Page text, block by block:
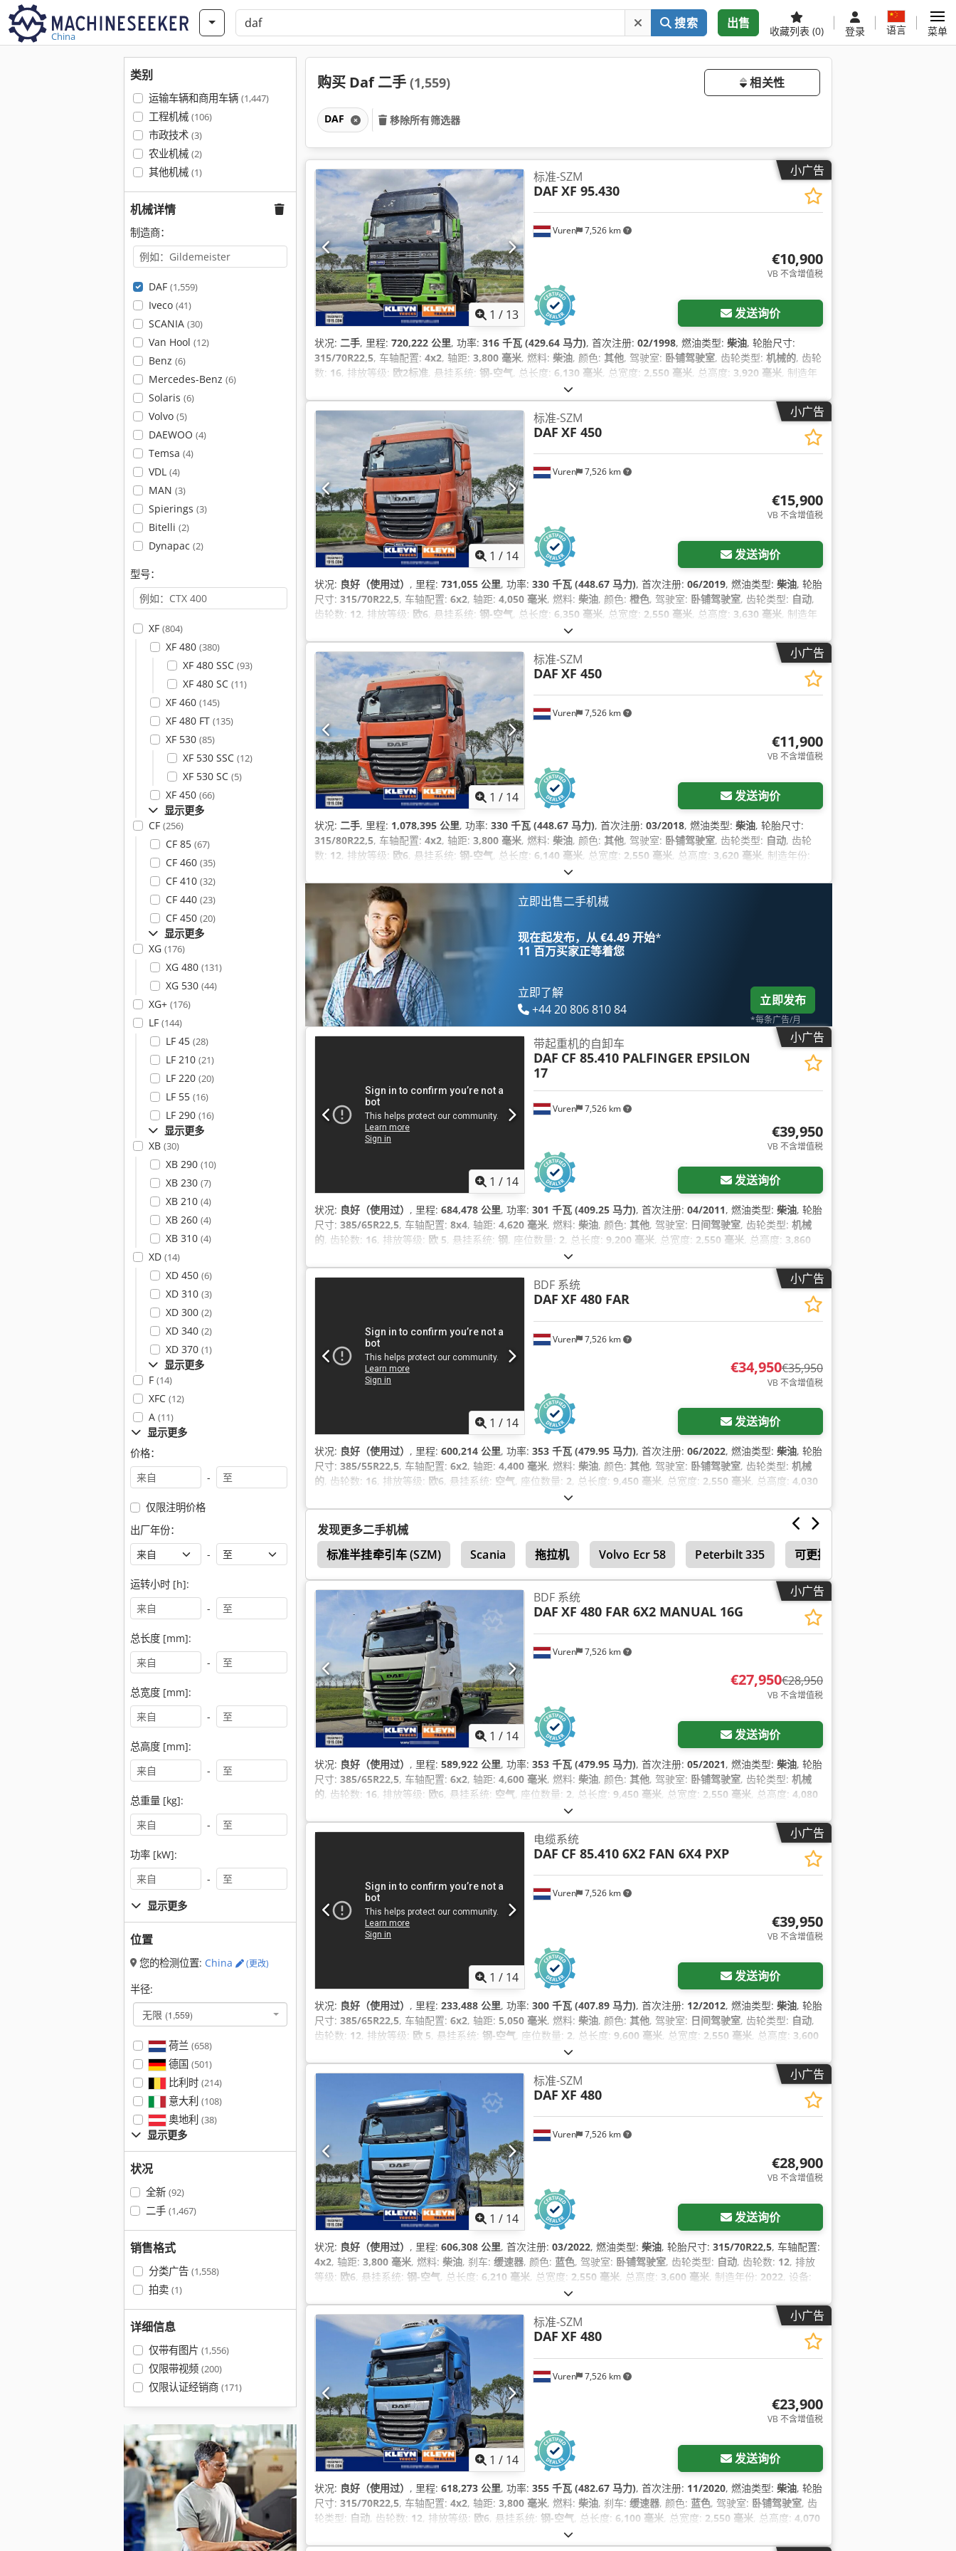
China
搜索 出售
收藏列表 (0) 登录 语言 菜单
类别
运输车辆和商用车辆 (1,447)
工程机械 (106)
市政技术 (3)
农业机械 (2)
其他机械 (1)
机械详情
制造商：
DAF (1,559)
Iveco (41)
SCANIA (30)
Van Hool (12)
Benz (6)
Mercedes-Benz (6)
Solaris (6)
Volvo (5)
DAEWOO (4)
Temsa (4)
VDL (4)
MAN (3)
Spierings (3)
Bitelli (2)
Dynapac (2)
型号：
XF (804)
XF 480 (380)
XF 480 SSC (93)
XF 480 SC (11)
XF 460 (145)
XF 480 FT (135)
XF 530 (85)
XF 530 SSC (12)
XF 530 SC (5)
XF 450 (66)
显示更多
CF (256)
CF 85 (67)
CF 460 (35)
CF 410 (32)
CF 440 (23)
CF 450 (20)
显示更多
XG (176)
XG 480 (131)
XG 530 (44)
XG+ (176)
LF (144)
LF 45 (28)
LF 210 (21)
LF 220 (20)
LF 55 (16)
LF 290 (16)
显示更多
XB (30)
XB 290 (10)
XB 230 (7)
XB 210 (4)
XB 260 (4)
XB 310 (4)
XD (14)
XD 450 (6)
XD 310 (3)
XD 300 (2)
XD 340 (2)
XD 370 (1)
显示更多
F (14)
XFC (12)
A (11)
显示更多
价格：
-
仅限注明价格
出厂年份：
-
运转小时 [h]:
-
总长度 [mm]:
-
总宽度 [mm]:
-
总高度 [mm]:
-
总重量 [kg]:
-
功率 [kW]:
-
显示更多
位置
您的检测位置: China (更改)
半径:
无限 (1,559)
荷兰 (658)
德国 (501)
比利时 (214)
意大利 (108)
奥地利 (38)
显示更多
状况
全新 (92)
二手 (1,467)
销售格式
分类广告 (1,558)
拍卖 (1)
详细信息
仅带有图片 (1,556)
仅限带视频 (200)
仅限认证经销商 (171)
购买 Daf 二手 (1,559) 相关性
DAF 移除所有筛选器
小广告
1 / 13
Vuren 7,526 km
标准-SZM
DAF XF 95.430
€10,900
VB 不含增值税
发送询价
状况: 二手, 里程: 720,222 公里, 功率: 316 千瓦 (429.64 马力), 首次注册: 02/1998, 燃油类型: 柴油, 轮胎尺寸:
315/70R22,5, 车轴配置: 4x2, 轴距: 3,800 毫米, 燃料: 柴油, 颜色: 其他, 驾驶室: 卧铺驾驶室, 齿轮类型: 机械的, 齿轮
数: 16, 排放等级: 欧2标准, 悬挂系统: 钢-空气, 总长度: 6,130 毫米, 总宽度: 2,550 毫米, 总高度: 3,920 毫米, 制造年
小广告
1 / 14
Vuren 7,526 km
标准-SZM
DAF XF 450
€15,900
VB 不含增值税
发送询价
状况: 良好（使用过） , 里程: 731,055 公里, 功率: 330 千瓦 (448.67 马力), 首次注册: 06/2019, 燃油类型: 柴油, 轮胎
尺寸: 315/70R22,5, 车轴配置: 6x2, 轴距: 4,050 毫米, 燃料: 柴油, 颜色: 橙色, 驾驶室: 卧铺驾驶室, 齿轮类型: 自动,
齿轮数: 12, 排放等级: 欧6, 悬挂系统: 钢-空气, 总长度: 6,350 毫米, 总宽度: 2,550 毫米, 总高度: 3,630 毫米, 制造年
中央锁, 定速巡航, 座椅加热器, 牵引力控制, 电动后视镜, 电动窗调节, 空调, 防抱死制动系统 (ABS),
驻车加热器,
小广告
1 / 14
Vuren 7,526 km
标准-SZM
DAF XF 450
€11,900
VB 不含增值税
发送询价
状况: 二手, 里程: 1,078,395 公里, 功率: 330 千瓦 (448.67 马力), 首次注册: 03/2018, 燃油类型: 柴油, 轮胎尺寸:
315/80R22,5, 车轴配置: 4x2, 轴距: 3,800 毫米, 燃料: 柴油, 颜色: 其他, 驾驶室: 卧铺驾驶室, 齿轮类型: 自动, 齿轮
数: 12, 排放等级: 欧6, 悬挂系统: 钢-空气, 总长度: 6,140 毫米, 总宽度: 2,550 毫米, 总高度: 3,620 毫米, 制造年份:
中央锁, 定速巡航, 座椅加热器, 牵引力控制, 电动后视镜, 电动窗调节, 空调, 防抱死制动系统 (ABS), 驻车
加热器,
立即出售二手机械
现在起发布，从 €4.49 开始*
11 百万买家正等着您
立即了解
+44 20 806 810 84
立即发布
*每条广告/月
小广告
1 / 14
Vuren 7,526 km
带起重机的自卸车
DAF CF 85.410 PALFINGER EPSILON
17
€39,950
VB 不含增值税
发送询价
状况: 良好（使用过） , 里程: 684,478 公里, 功率: 301 千瓦 (409.25 马力), 首次注册: 04/2011, 燃油类型: 柴油, 轮胎
尺寸: 385/65R22,5, 车轴配置: 8x4, 轴距: 4,620 毫米, 燃料: 柴油, 颜色: 其他, 驾驶室: 日间驾驶室, 齿轮类型: 机械
的, 齿轮数: 16, 排放等级: 欧 5, 悬挂系统: 钢, 座位数量: 2, 总长度: 9,200 毫米, 总宽度: 2,550 毫米, 总高度: 3,860
2,300 毫米
定速巡航, 拖车连接装置, 电动后视镜, 电动窗调节, 空调, 起重机, 防抱死制动系统 (ABS),
小广告
1 / 14
Vuren 7,526 km
BDF 系统
DAF XF 480 FAR
€34,950€35,950
VB 不含增值税
发送询价
状况: 良好（使用过） , 里程: 600,214 公里, 功率: 353 千瓦 (479.95 马力), 首次注册: 06/2022, 燃油类型: 柴油, 轮胎
尺寸: 385/55R22,5, 车轴配置: 6x2, 轴距: 4,400 毫米, 燃料: 柴油, 颜色: 其他, 驾驶室: 卧铺驾驶室, 齿轮类型: 机械
的, 齿轮数: 16, 排放等级: 欧6, 悬挂系统: 空气, 座位数量: 2, 总长度: 9,450 毫米, 总宽度: 2,550 毫米, 总高度: 4,030
中央锁, 定速巡航, 座椅加热器, 牵引力控制, 电动后视镜, 电动窗调节, 空调, 防抱死制动
系统 (ABS), 驻车加热器,
发现更多二手机械
标准半挂牵引车 (SZM)
Scania 拖拉机 Volvo Ecr 58 Peterbilt 335 可更换底盘和可更换货厢的卡车
Scania
小广告
1 / 14
Vuren 7,526 km
BDF 系统
DAF XF 480 FAR 6X2 MANUAL 16G
€27,950€28,950
VB 不含增值税
发送询价
状况: 良好（使用过） , 里程: 589,922 公里, 功率: 353 千瓦 (479.95 马力), 首次注册: 05/2021, 燃油类型: 柴油, 轮胎
尺寸: 385/65R22,5, 车轴配置: 6x2, 轴距: 4,600 毫米, 燃料: 柴油, 颜色: 其他, 驾驶室: 卧铺驾驶室, 齿轮类型: 机械
的, 齿轮数: 16, 排放等级: 欧6, 悬挂系统: 空气, 座位数量: 2, 总长度: 9,450 毫米, 总宽度: 2,550 毫米, 总高度: 4,080
中央锁, 定速巡航, 座椅加热器, 拖车连接装置, 牵引力控制, 电动后视镜, 电动窗调节, 空
调, 蓝牙, 防抱死制动系统 (ABS), 驻车加热器,
小广告
1 / 14
Vuren 7,526 km
电缆系统
DAF CF 85.410 6X2 FAN 6X4 PXP
€39,950
VB 不含增值税
发送询价
状况: 良好（使用过） , 里程: 233,488 公里, 功率: 300 千瓦 (407.89 马力), 首次注册: 12/2012, 燃油类型: 柴油, 轮胎
尺寸: 385/65R22,5, 车轴配置: 6x2, 轴距: 5,050 毫米, 燃料: 柴油, 颜色: 其他, 驾驶室: 日间驾驶室, 齿轮类型: 自动,
齿轮数: 12, 排放等级: 欧 5, 悬挂系统: 钢-空气, 座位数量: 2, 总长度: 9,600 毫米, 总宽度: 2,550 毫米, 总高度: 3,600
2,500 毫米
速巡航, 座椅加热器, 拖车连接装置, 牵引力控制, 电动后视镜, 电动窗调节, 空调, 起重机, 防抱死制动系统 (ABS),
小广告
1 / 14
Vuren 7,526 km
标准-SZM
DAF XF 480
€28,900
VB 不含增值税
发送询价
状况: 良好（使用过） , 里程: 606,308 公里, 首次注册: 03/2022, 燃油类型: 柴油, 轮胎尺寸: 315/70R22,5, 车轴配置:
4x2, 轴距: 3,800 毫米, 燃料: 柴油, 刹车: 缓速器, 颜色: 蓝色, 驾驶室: 卧铺驾驶室, 齿轮类型: 自动, 齿轮数: 12, 排放
等级: 欧6, 悬挂系统: 钢-空气, 总长度: 6,210 毫米, 总宽度: 2,550 毫米, 总高度: 3,600 毫米, 制造年份: 2022, 设备:
中央锁, 定速巡航, 导航系统, 座椅加热器, 牵引力控制, 电动后视镜, 电动窗调节, 空调, 缓速器, 蓝牙, 防抱死制动系统
(ABS), 驻车加热器,
小广告
1 / 14
Vuren 7,526 km
标准-SZM
DAF XF 480
€23,900
VB 不含增值税
发送询价
状况: 良好（使用过） , 里程: 618,273 公里, 功率: 355 千瓦 (482.67 马力), 首次注册: 11/2020, 燃油类型: 柴油, 轮胎
尺寸: 315/70R22,5, 车轴配置: 4x2, 轴距: 3,800 毫米, 燃料: 柴油, 刹车: 缓速器, 颜色: 蓝色, 驾驶室: 卧铺驾驶室, 齿
轮类型: 自动, 齿轮数: 12, 排放等级: 欧6, 悬挂系统: 钢-空气, 总长度: 6,100 毫米, 总宽度: 2,550 毫米, 总高度: 4,070
中央锁, 停车空调, 定速巡航, 导航系统, 座椅加热器, 牵引力控制, 电动后视镜, 电动窗调
节, 空调, 缓速器, 蓝牙, 防抱死制动系统 (ABS), 驻车加热器,